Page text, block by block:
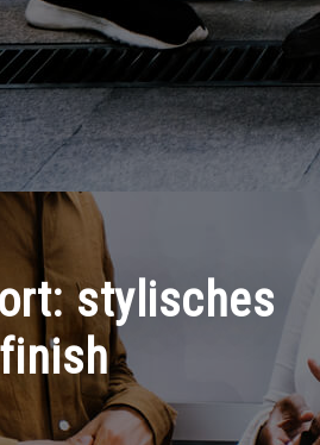
stylisches
finish